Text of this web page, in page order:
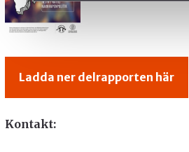
Ladda ner delrapporten här
Kontakt: